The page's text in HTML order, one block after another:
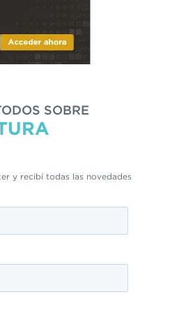
SOBRE
y recibí todas las novedades